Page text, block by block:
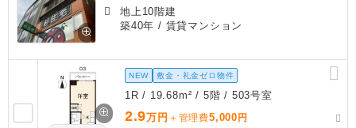
地上10階建
築40年 / 賃貸マンション
NEW 敷金・礼金ゼロ物件
1R / 19.68m² / 5階 / 503号室
2.9万円 ＋管理費5,000 円